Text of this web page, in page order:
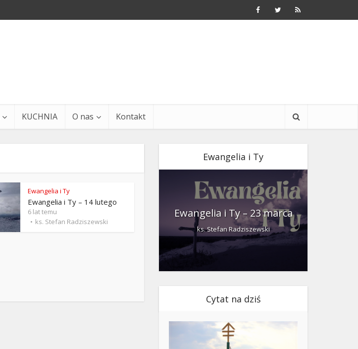
KUCHNIA O nas Kontakt
Ewangelia i Ty
Ewangelia i Ty – 14 lutego
6 lat temu
ks. Stefan Radziszewski
Ewangelia i Ty
Ewangelia i Ty – 27 grudnia Ewangelia i Ty – 23 marca
ks. Stefan Radziszewski
Cytat na dziś